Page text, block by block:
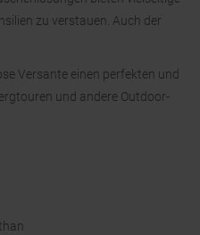
zu verstauen. Auch der
Versante einen perfekten und
und andere Outdoor-